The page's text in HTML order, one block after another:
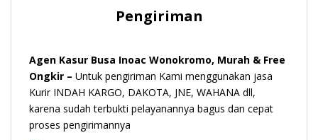
Pengiriman
Agen Kasur Busa Inoac Wonokromo, Murah & Free
Ongkir – Untuk pengiriman Kami menggunakan jasa
Kurir INDAH KARGO, DAKOTA, JNE, WAHANA dll,
karena sudah terbukti pelayanannya bagus dan cepat
proses pengirimannya